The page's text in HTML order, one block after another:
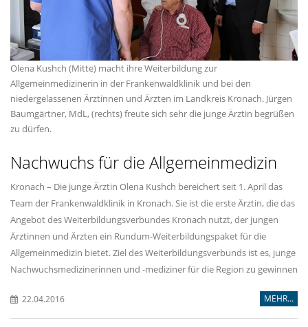
Olena Kushch (Mitte) macht ihre Weiterbildung zur
Allgemeinmedizinerin in der Frankenwaldklinik und bei den
niedergelassenen Ärztinnen und Ärzten im Landkreis Kronach. Jürgen
Baumgärtner, MdL, (rechts) freute sich sehr die junge Ärztin begrüßen
zu dürfen.
Nachwuchs für die Allgemeinmedizin
Kronach – Die junge Ärztin Olena Kushch bereichert seit 1. April das
Team der Frankenwaldklinik in Kronach. Sie ist die erste Ärztin, die das
Angebot des Weiterbildungsverbundes Kronach nutzt, der jungen
Ärztinnen und Ärzten ein Rundum-Weiterbildungspaket für die
Allgemeinmedizin bietet. Ziel des Weiterbildungsverbunds ist es, junge
Nachwuchsmedizinerinnen und -mediziner für die Region zu gewinnen
22.04.2016 MEHR...